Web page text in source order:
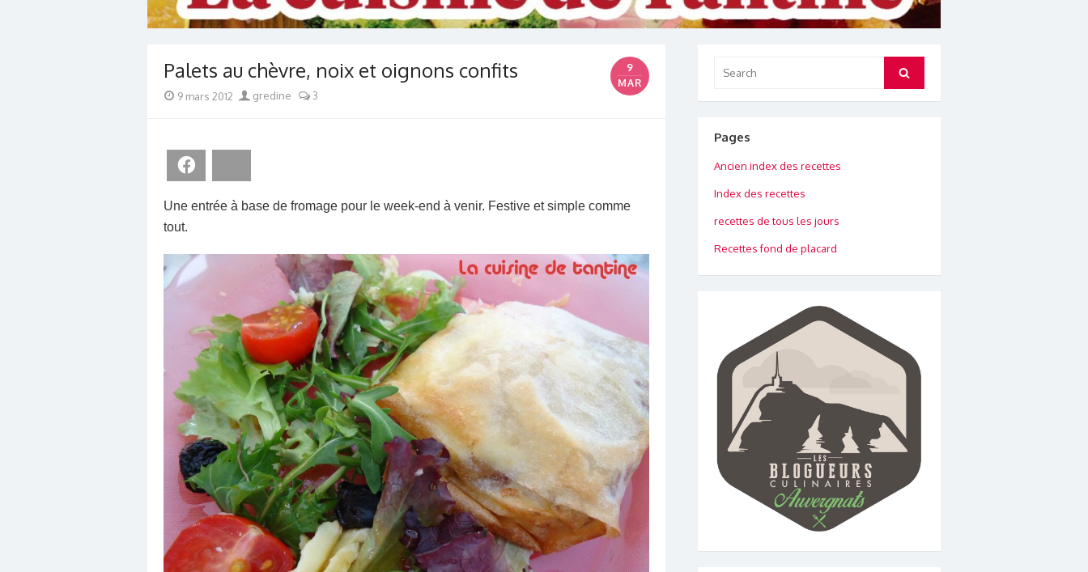
Palets au chèvre, noix et oignons confits
9
MAR
Posted
9 mars 2012 Author
gredine 3
Une entrée à base de fromage pour le week-end à venir. Festive et simple comme
tout.
for:
Search
Pages
Ancien index des recettes
Index des recettes
recettes de tous les jours
Recettes fond de placard